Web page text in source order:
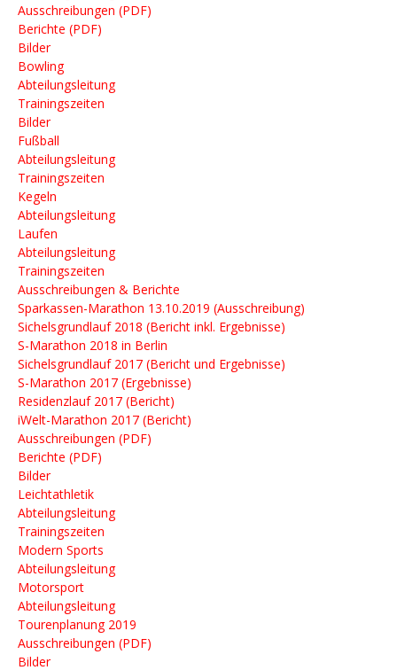
Trainingszeiten
Bilder
Fußball
Abteilungsleitung
Trainingszeiten
Kegeln
Abteilungsleitung
Laufen
Abteilungsleitung
Trainingszeiten
Ausschreibungen & Berichte
Sparkassen-Marathon 13.10.2019 (Ausschreibung)
Sichelsgrundlauf 2018 (Bericht inkl. Ergebnisse)
S-Marathon 2018 in Berlin
Sichelsgrundlauf 2017 (Bericht und Ergebnisse)
S-Marathon 2017 (Ergebnisse)
Residenzlauf 2017 (Bericht)
iWelt-Marathon 2017 (Bericht)
Ausschreibungen (PDF)
Berichte (PDF)
Bilder
Leichtathletik
Abteilungsleitung
Trainingszeiten
Modern Sports
Abteilungsleitung
Motorsport
Abteilungsleitung
Tourenplanung 2019
Ausschreibungen (PDF)
Bilder
Schach
Skisport
Abteilungsleitung
Ausschreibungen & Berichte
Triathlon
Abteilungsleitung
Trainingszeiten
Ausschreibungen (PDF)
Berichte (PDF)
Bilder
Bowling
Abteilungsleitung
Trainingszeiten
Bilder
Fußball
Abteilungsleitung
Trainingszeiten
Kegeln
Abteilungsleitung
Laufen
Abteilungsleitung
Trainingszeiten
Ausschreibungen & Berichte
Sparkassen-Marathon 13.10.2019 (Ausschreibung)
Sichelsgrundlauf 2018 (Bericht inkl. Ergebnisse)
S-Marathon 2018 in Berlin
Sichelsgrundlauf 2017 (Bericht und Ergebnisse)
S-Marathon 2017 (Ergebnisse)
Residenzlauf 2017 (Bericht)
iWelt-Marathon 2017 (Bericht)
Ausschreibungen (PDF)
Berichte (PDF)
Bilder
Leichtathletik
Abteilungsleitung
Trainingszeiten
Modern Sports
Abteilungsleitung
Motorsport
Abteilungsleitung
Tourenplanung 2019
Ausschreibungen (PDF)
Bilder